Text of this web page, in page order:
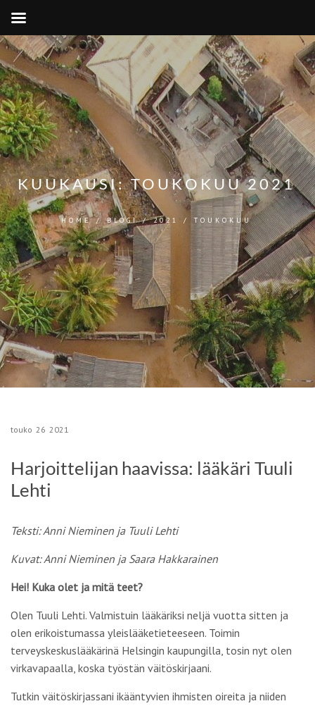
KUUKAUSI:TOUKOKUU 2021
HOME/BLOGI/2021 /TOUKOKUU
touko 26 2021
Harjoittelijan haavissa: lääkäri Tuuli
Lehti
Teksti: Anni Nieminen ja Tuuli Lehti
Kuvat: Anni Nieminen ja Saara Hakkarainen
Hei! Kuka olet ja mitä teet?
Olen Tuuli Lehti. Valmistuin lääkäriksi neljä vuotta sitten ja
olen erikoistumassa yleislääketieteeseen. Toimin
terveyskeskuslääkärinä Helsingin kaupungilla, tosin nyt olen
virkavapaalla, koska työstän väitöskirjaani.
Tutkin väitöskirjassani ikääntyvien ihmisten oireita ja niiden